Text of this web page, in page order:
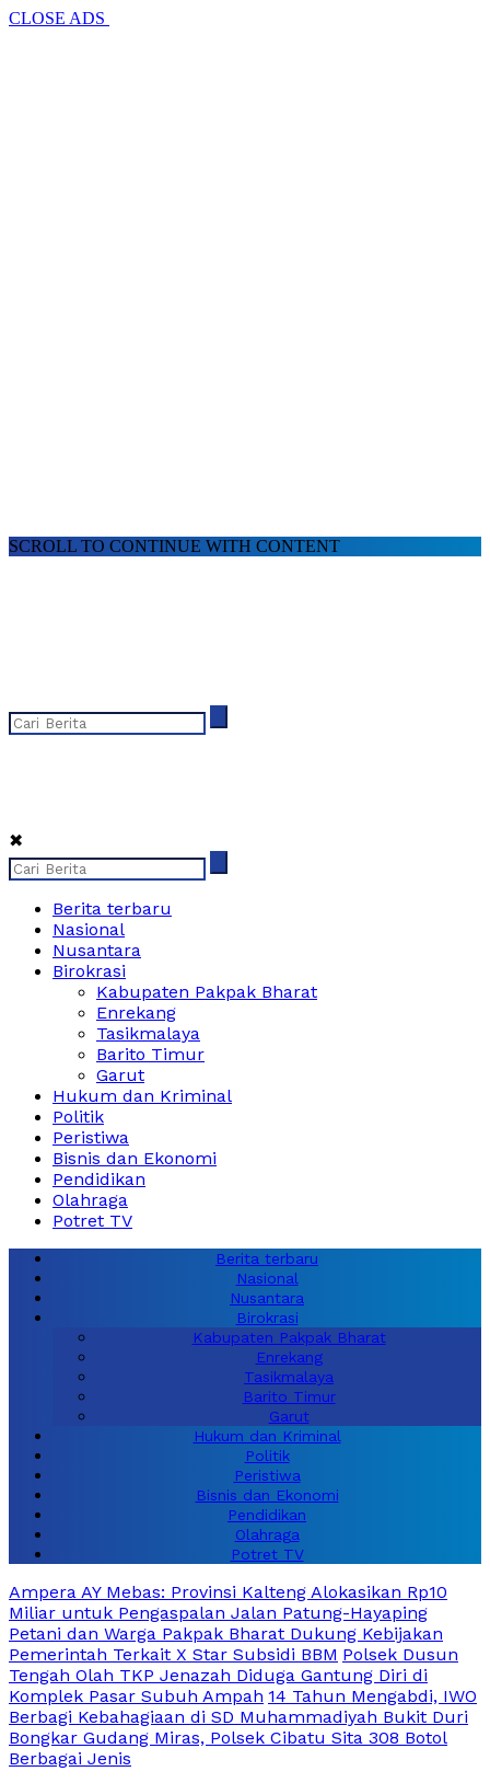
CLOSE ADS
SCROLL TO CONTINUE WITH CONTENT
✖
Berita terbaru
Nasional
Nusantara
Birokrasi
Kabupaten Pakpak Bharat
Enrekang
Tasikmalaya
Barito Timur
Garut
Hukum dan Kriminal
Politik
Peristiwa
Bisnis dan Ekonomi
Pendidikan
Olahraga
Potret TV
Berita terbaru
Nasional
Nusantara
Birokrasi
Kabupaten Pakpak Bharat
Enrekang
Tasikmalaya
Barito Timur
Garut
Hukum dan Kriminal
Politik
Peristiwa
Bisnis dan Ekonomi
Pendidikan
Olahraga
Potret TV
Ampera AY Mebas: Provinsi Kalteng Alokasikan Rp10
Miliar untuk Pengaspalan Jalan Patung-Hayaping
Petani dan Warga Pakpak Bharat Dukung Kebijakan
Pemerintah Terkait X Star Subsidi BBM Polsek Dusun
Tengah Olah TKP Jenazah Diduga Gantung Diri di
Komplek Pasar Subuh Ampah 14 Tahun Mengabdi, IWO
Berbagi Kebahagiaan di SD Muhammadiyah Bukit Duri
Bongkar Gudang Miras, Polsek Cibatu Sita 308 Botol
Berbagai Jenis